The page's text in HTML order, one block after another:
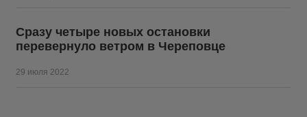
Сразу четыре новых остановки
перевернуло ветром в Череповце
29 июля 2022